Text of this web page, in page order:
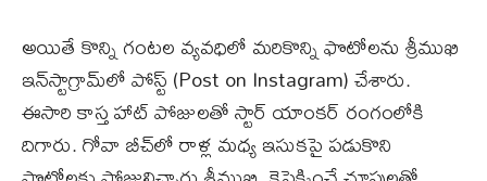
అయితే కొన్ని గంటల వ్యవధిలో మరికొన్ని ఫొటోలను శ్రీముఖి
ఇన్‌స్టాగ్రామ్‌లో పోస్ట్ (Post on Instagram) చేశారు.
ఈసారి కాస్త హాట్ పోజులతో స్టార్ యాంకర్ రంగంలోకి
దిగారు. గోవా బీచ్‌లో రాళ్ల మధ్య ఇసుకపై పడుకొని